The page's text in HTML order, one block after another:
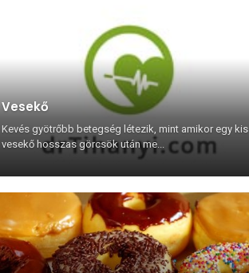
Vesekő
Kevés gyötrőbb betegség létezik, mint amikor egy kis
vesekő hosszas görcsök után me...